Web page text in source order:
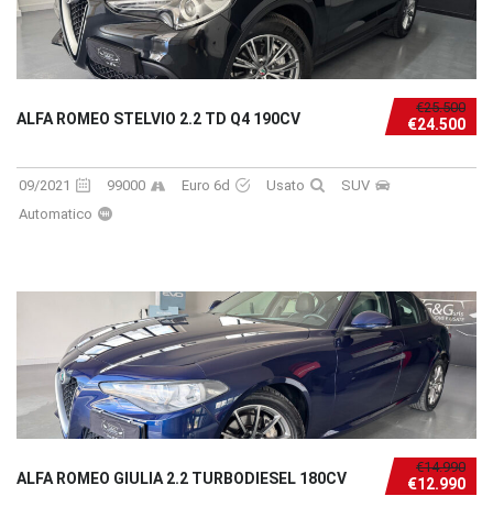
€25.500
€24.500
ALFA ROMEO STELVIO 2.2 TD Q4 190CV
09/2021 99000 Euro 6d Usato
SUV
Automatico
€14.990
€12.990
ALFA ROMEO GIULIA 2.2 TURBODIESEL 180CV